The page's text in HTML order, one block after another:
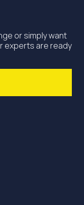
or simply want
experts are ready